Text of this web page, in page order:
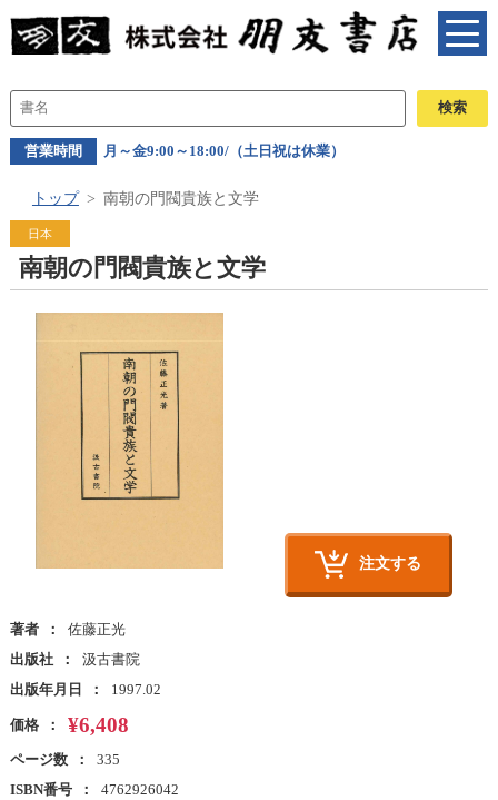
営業時間 月～金9:00～18:00/（土日祝は休業）
トップ 南朝の門閥貴族と文学
日本
南朝の門閥貴族と文学
注文する
著者
佐藤正光
出版社
汲古書院
出版年月日
1997.02
価格 ¥6,408
ページ数
335
ISBN番号
4762926042